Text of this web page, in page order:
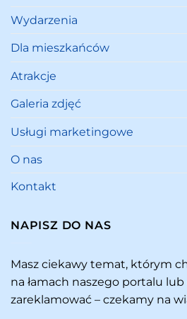
Wydarzenia
Dla mieszkańców
Atrakcje
Galeria zdjęć
Usługi marketingowe
O nas
Kontakt
NAPISZ DO NAS
Masz ciekawy temat, którym
na łamach naszego portalu lub
zareklamować – czekamy na